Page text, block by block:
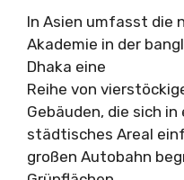
In Asien umfasst die
Akademie in der
Dhaka eine
Reihe von
Gebäuden, die sich
städtisches Areal
großen Autobahn